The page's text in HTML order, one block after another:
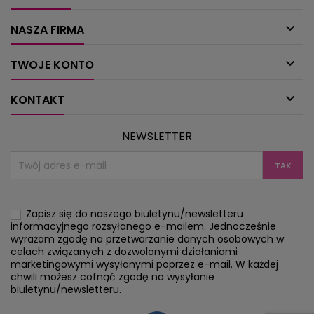
NASZA FIRMA 
TWOJE KONTO 
KONTAKT 
NEWSLETTER
Zapisz się do naszego biuletynu/newsletteru
informacyjnego rozsyłanego e-mailem. Jednocześnie
wyrażam zgodę na przetwarzanie danych osobowych w
celach związanych z dozwolonymi działaniami
marketingowymi wysyłanymi poprzez e-mail. W każdej
chwili możesz cofnąć zgodę na wysyłanie
biuletynu/newsletteru.